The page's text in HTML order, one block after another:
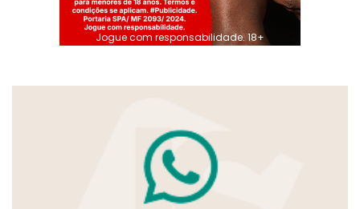
Jogue com responsabilidade. 18+